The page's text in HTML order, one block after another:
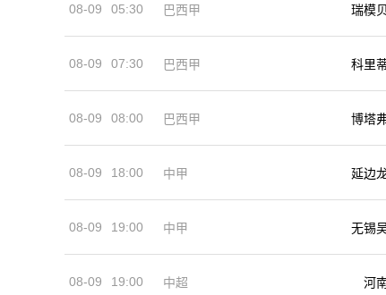
08-09 05:30 巴西甲 瑞模
08-09 07:30 巴西甲 科里
08-09 08:00 巴西甲 博塔
08-09 18:00 中甲 延边
08-09 19:00 中甲 无锡
08-09 19:00 中超 河